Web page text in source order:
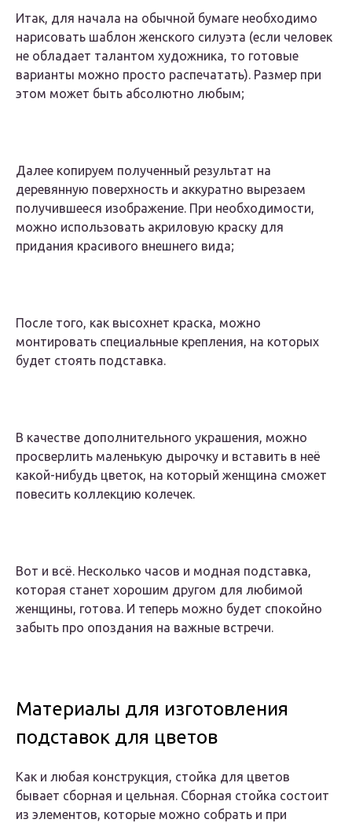
Итак, для начала на обычной бумаге необходимо
нарисовать шаблон женского силуэта (если человек
не обладает талантом художника, то готовые
варианты можно просто распечатать). Размер при
этом может быть абсолютно любым;
Далее копируем полученный результат на
деревянную поверхность и аккуратно вырезаем
получившееся изображение. При необходимости,
можно использовать акриловую краску для
придания красивого внешнего вида;
После того, как высохнет краска, можно
монтировать специальные крепления, на которых
будет стоять подставка.
В качестве дополнительного украшения, можно
просверлить маленькую дырочку и вставить в неё
какой-нибудь цветок, на который женщина сможет
повесить коллекцию колечек.
Вот и всё. Несколько часов и модная подставка,
которая станет хорошим другом для любимой
женщины, готова. И теперь можно будет спокойно
забыть про опоздания на важные встречи.
Материалы для изготовления
подставок для цветов
Как и любая конструкция, стойка для цветов
бывает сборная и цельная. Сборная стойка состоит
из элементов, которые можно собрать и при